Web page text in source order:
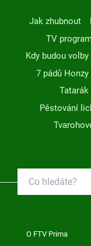
Jak zhubnout
TV
Kdy budou volby
7 pádů Honzy
Pěstování
O FTV Prima